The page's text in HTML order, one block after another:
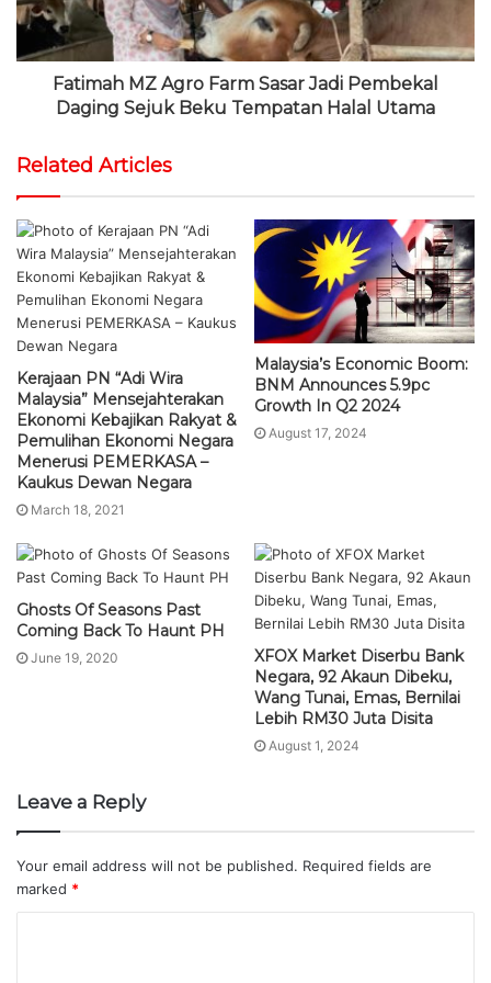
Fatimah MZ Agro Farm Sasar Jadi Pembekal
Daging Sejuk Beku Tempatan Halal Utama
Related Articles
Kerajaan PN “Adi Wira
Malaysia” Mensejahterakan
Ekonomi Kebajikan Rakyat &
Pemulihan Ekonomi Negara
Menerusi PEMERKASA –
Kaukus Dewan Negara
March 18, 2021
Malaysia’s Economic Boom:
BNM Announces 5.9pc
Growth In Q2 2024
August 17, 2024
Ghosts Of Seasons Past
Coming Back To Haunt PH
June 19, 2020
XFOX Market Diserbu Bank
Negara, 92 Akaun Dibeku,
Wang Tunai, Emas, Bernilai
Lebih RM30 Juta Disita
August 1, 2024
Leave a Reply
Your email address will not be published. Required fields are
marked *